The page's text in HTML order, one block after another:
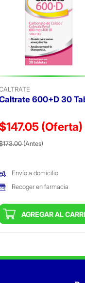
600+D 30
(Oferta)
reducido de
(Antes)
Envío a domicilio
Recoger en farmacia
AGREGAR AL